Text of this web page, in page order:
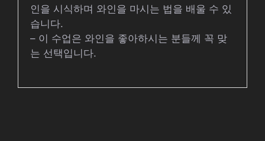
인을 시식하며 와인을 마시는 법을 배울 수 있
습니다.
– 이 수업은 와인을 좋아하시는 분들께 꼭 맞
는 선택입니다.